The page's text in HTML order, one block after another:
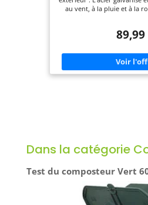
au vent, à la pluie et à la
d’emboîtement
temps au paradis vert ✅
un compost rapide : La
favorise la circulation
décomposition naturelle et
89,99
Dans la catégorie
Test du composteur Vert